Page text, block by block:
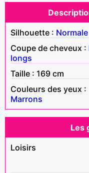
Silhouette : Normale
Coupe de cheveux :
longs
Taille : 169 cm
Couleurs des yeux :
Marrons
Les
Loisirs